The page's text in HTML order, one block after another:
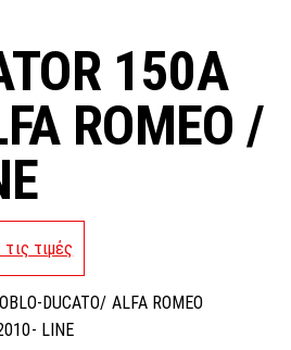
150A
ROMEO /
τιμές
DUCATO/ ALFA ROMEO
LINE